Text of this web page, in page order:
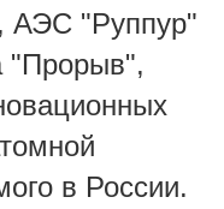
АЭС "Руппур"
"Прорыв",
в России.